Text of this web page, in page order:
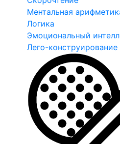
Ментальная
Логика
Эмоциональный
Лего-конструирование